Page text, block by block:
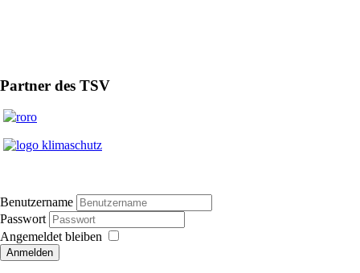
Partner des TSV
Benutzername
Passwort
Angemeldet bleiben
Anmelden